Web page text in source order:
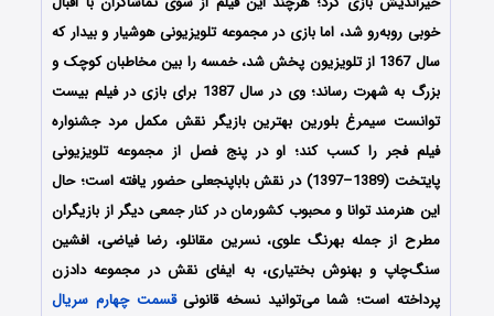
خوبی روبه‌رو شد، اما بازی در مجموعه تلویزیونی هوشیار و بیدار که
سال 1367 از تلویزیون پخش شد، خمسه را بین مخاطبان کوچک و
بزرگ به شهرت رساند؛ وی در سال 1387 برای بازی در فیلم بیست
توانست سیمرغ بلورین بهترین بازیگر نقش مکمل مرد جشنواره
فیلم فجر را کسب کند؛ او در پنج فصل از مجموعه تلویزیونی
پایتخت (1389–1397) در نقش باباپنجعلی حضور یافته‌ است؛ حال
این هنرمند توانا و محبوب کشورمان در کنار جمعی دیگر از بازیگران
مطرح از جمله بهرنگ علوی، نسرین مقانلو، رضا فیاضی، افشین
سنگ‌چاپ و بهنوش بختیاری، به ایفای نقش در مجموعه دادزن
پرداخته است؛ شما می‌توانید نسخه قانونیقسمت چهارم سریال